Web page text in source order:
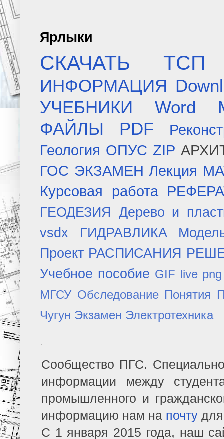
Ярлыки
СКАЧАТЬ ТСП
ИНФОРМАЦИЯ
УЧЕБНИКИ
Word
ФАЙЛЫ
PDF
Геология ОПУС ZIP
ГОС ЭКЗАМЕН Лекция
Курсовая работа
ГЕОДЕЗИЯ Дерево и
vsdx
ГИДРАВЛИКА
Проект РАСПИСАНИЯ
Учебное пособие GIF live png
МГСУ Обследование Понятия
Чугун Экзамен Электротехника
Сообщество ПГС.
информации между
промышленного и
информацию нам на почту
С 1 января 2015 года, наш